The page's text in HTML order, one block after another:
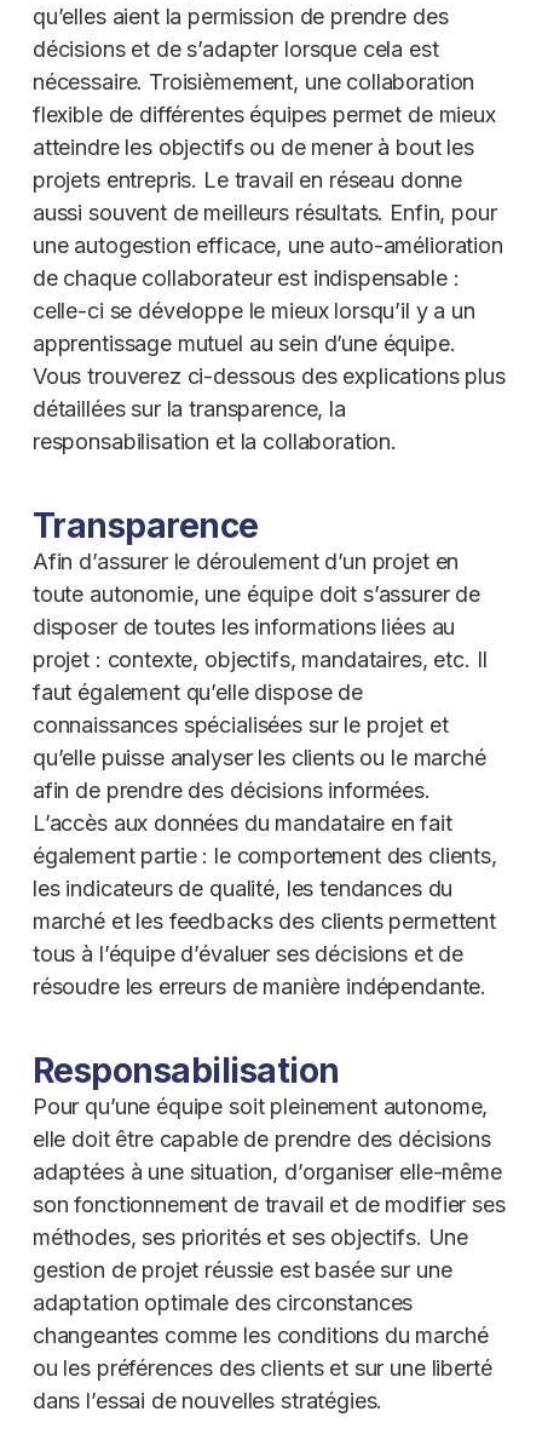
qu’elles aient la permission de prendre des
décisions et de s’adapter lorsque cela est
nécessaire. Troisièmement, une collaboration
flexible de différentes équipes permet de mieux
atteindre les objectifs ou de mener à bout les
projets entrepris. Le travail en réseau donne
aussi souvent de meilleurs résultats. Enfin, pour
une autogestion efficace, une auto-amélioration
de chaque collaborateur est indispensable :
celle-ci se développe le mieux lorsqu’il y a un
apprentissage mutuel au sein d’une équipe.
Vous trouverez ci-dessous des explications plus
détaillées sur la transparence, la
responsabilisation et la collaboration.
Transparence
Afin d’assurer le déroulement d’un projet en
toute autonomie, une équipe doit s’assurer de
disposer de toutes les informations liées au
projet : contexte, objectifs, mandataires, etc. Il
faut également qu’elle dispose de
connaissances spécialisées sur le projet et
qu’elle puisse analyser les clients ou le marché
afin de prendre des décisions informées.
L’accès aux données du mandataire en fait
également partie : le comportement des clients,
les indicateurs de qualité, les tendances du
marché et les feedbacks des clients permettent
tous à l’équipe d’évaluer ses décisions et de
résoudre les erreurs de manière indépendante.
Responsabilisation
Pour qu’une équipe soit pleinement autonome,
elle doit être capable de prendre des décisions
adaptées à une situation, d’organiser elle-même
son fonctionnement de travail et de modifier ses
méthodes, ses priorités et ses objectifs. Une
gestion de projet réussie est basée sur une
adaptation optimale des circonstances
changeantes comme les conditions du marché
ou les préférences des clients et sur une liberté
dans l’essai de nouvelles stratégies.